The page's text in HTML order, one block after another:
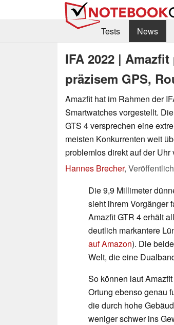
Tests
News
IFA 2022 |
präzisem GPS,
Amazfit hat im Rahmen der
Smartwatches vorgestellt.
GTS 4 versprechen eine
meisten Konkurrenten weit
problemlos direkt auf der
Hannes Brecher,
Die 9,9 Millimeter
sieht ihrem Vorgänger
Amazfit GTR 4 erhält
deutlich markantere
auf Amazon). Die
Welt, die eine
So können laut
Ortung ebenso genau
die durch hohe
weniger schwer ins